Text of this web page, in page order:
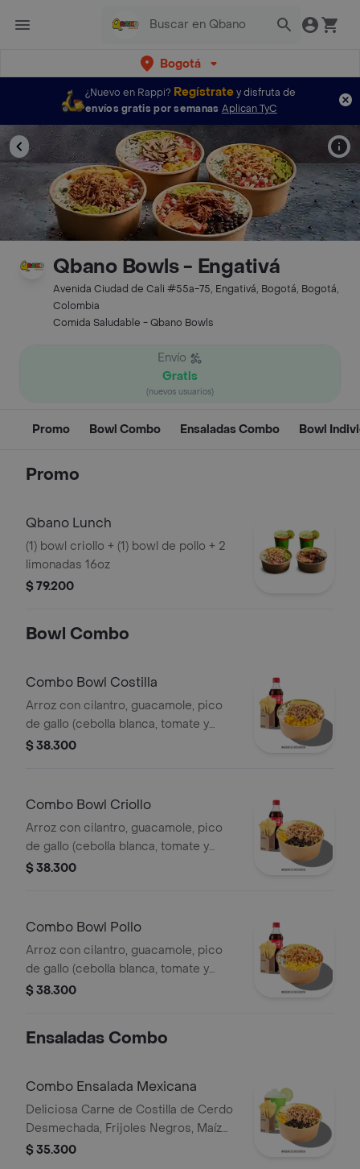
Bogotá
¿Nuevo en Rappi? Regístratey disfruta de
envíos gratis por semanas Aplican TyC
Qbano Bowls - Engativá
Avenida Ciudad de Cali #55a-75, Engativá, Bogotá, Bogotá,
Colombia
Comida Saludable - Qbano Bowls
Envío
Gratis
(nuevos usuarios)
Promo Bowl Combo Ensaladas Combo Bowl
Promo
Qbano Lunch
(1) bowl criollo + (1) bowl de pollo + 2
limonadas 16oz
$ 79.200
Bowl Combo
Combo Bowl Costilla
Arroz con cilantro, guacamole, pico
de gallo (cebolla blanca, tomate y
cilantro), piña calada asada y costilla
$ 38.300
Combo Bowl Criollo
Arroz con cilantro, guacamole, pico
de gallo (cebolla blanca, tomate y
cilantro), carne de res desmechada,
$ 38.300
Combo Bowl Pollo
Arroz con cilantro, guacamole, pico
de gallo (cebolla blanca, tomate y
cilantro), maíz tierno, hogo y pechuga
$ 38.300
Ensaladas Combo
Combo Ensalada Mexicana
Deliciosa Carne de Costilla de Cerdo
Desmechada, Frijoles Negros, Maíz
tierno, Queso mozzarella, Guacamole,
$ 35.300